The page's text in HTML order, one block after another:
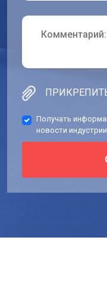
Получать
новости